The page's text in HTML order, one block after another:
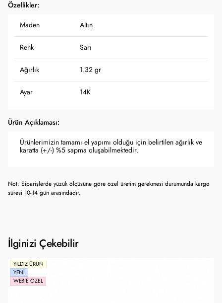
Özellikler:
Maden Altın
Renk Sarı
Ağırlık 1.32 gr
Ayar 14K
Ürün Açıklaması:
Ürünlerimizin tamamı el yapımı olduğu için belirtilen ağırlık ve
karatta (+/-) %5 sapma oluşabilmektedir.
Not: Siparişlerde yüzük ölçüsüne göre özel üretim gerekmesi durumunda kargo
süresi 10-14 gün arasındadır.
İlginizi Çekebilir
YILDIZ ÜRÜN
YENI
WEB'E ÖZEL